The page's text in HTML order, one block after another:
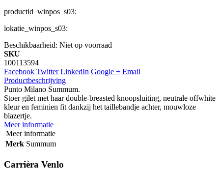
productid_winpos_s03:
lokatie_winpos_s03:
Beschikbaarheid: Niet op voorraad
SKU
100113594
Facebook Twitter LinkedIn Google + Email
Productbeschrijving
Punto Milano Summum.
Stoer gilet met haar double-breasted knoopsluiting, neutrale offwhite
kleur en feminien fit dankzij het taillebandje achter, mouwloze
blazertje.
Meer informatie
Meer informatie
Merk Summum
Carrièra Venlo